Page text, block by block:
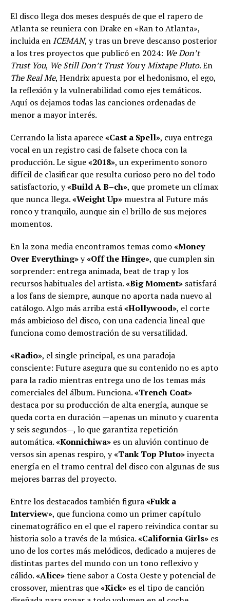
El disco llega dos meses después de que el rapero de
Atlanta se reuniera con Drake en «Ran to Atlanta»,
incluida en ICEMAN, y tras un breve descanso posterior
a los tres proyectos que publicó en 2024: We Don’t
Trust You, We Still Don’t Trust YouyMixtape Pluto. En
The Real Me, Hendrix apuesta por el hedonismo, el ego,
la reflexión y la vulnerabilidad como ejes temáticos.
Aquí os dejamos todas las canciones ordenadas de
menor a mayor interés.
Cerrando la lista aparece«Cast a Spell», cuya entrega
vocal en un registro casi de falsete choca con la
producción. Le sigue«2018», un experimento sonoro
difícil de clasificar que resulta curioso pero no del todo
satisfactorio, y«Build A B–ch», que promete un clímax
que nunca llega.«Weight Up» muestra al Future más
ronco y tranquilo, aunque sin el brillo de sus mejores
momentos.
En la zona media encontramos temas como«Money
Over Everything»y«Off the Hinge», que cumplen sin
sorprender: entrega animada, beat de trap y los
recursos habituales del artista.«Big Moment» satisfará
a los fans de siempre, aunque no aporta nada nuevo al
catálogo. Algo más arriba está«Hollywood», el corte
más ambicioso del disco, con una cadencia lineal que
funciona como demostración de su versatilidad.
«Radio», el single principal, es una paradoja
consciente: Future asegura que su contenido no es apto
para la radio mientras entrega uno de los temas más
comerciales del álbum. Funciona.«Trench Coat»
destaca por su producción de alta energía, aunque se
queda corta en duración —apenas un minuto y cuarenta
y seis segundos—, lo que garantiza repetición
automática.«Konnichiwa» es un aluvión continuo de
versos sin apenas respiro, y«Tank Top Pluto»inyecta
energía en el tramo central del disco con algunas de sus
mejores barras del proyecto.
Entre los destacados también figura«Fukk a
Interview», que funciona como un primer capítulo
cinematográfico en el que el rapero reivindica contar su
historia solo a través de la música.«California Girls» es
uno de los cortes más melódicos, dedicado a mujeres de
distintas partes del mundo con un tono reflexivo y
cálido.«Alice»tiene sabor a Costa Oeste y potencial de
crossover, mientras que«Kick» es el tipo de canción